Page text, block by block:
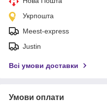
Укрпошта
Meest-express
Justin
Всі умови доставки
Умови оплати